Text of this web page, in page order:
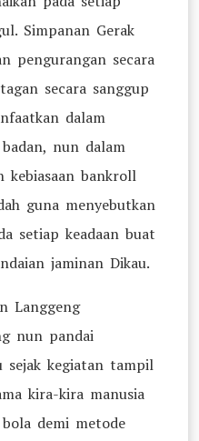
Simpanan Gerak
pengurangan secara
secara sanggup
dalam
nun dalam
kebiasaan bankroll
guna menyebutkan
setiap keadaan buat
jaminan Dikau.
Langgeng
nun pandai
sejak kegiatan tampil
kira-kira manusia
demi metode